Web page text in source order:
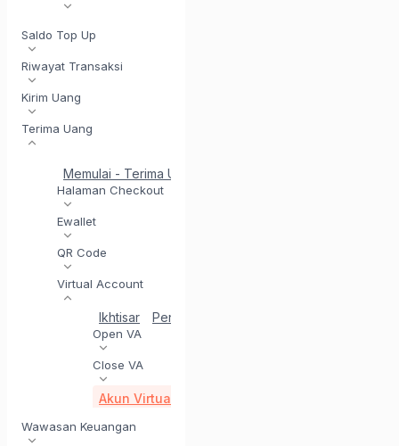
Saldo Top Up
Riwayat Transaksi
Kirim Uang
Terima Uang
Memulai - Terima Uang
Halaman Checkout
Ewallet
QR Code
Virtual Account
Ikhtisar Penerimaan VA
Open VA
Close VA
Akun Virtual Panggilan Balik
Wawasan Keuangan